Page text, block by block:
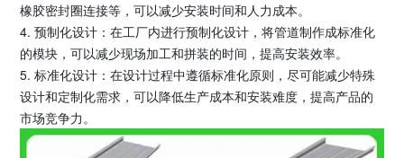
橡胶密封圈连接等，可以减少安装时间和人力成本。
4. 预制化设计：在工厂内进行预制化设计，将管道制作成标准化
的模块，可以减少现场加工和拼装的时间，提高安装效率。
5. 标准化设计：在设计过程中遵循标准化原则，尽可能减少特殊
设计和定制化需求，可以降低生产成本和安装难度，提高产品的
市场竞争力。